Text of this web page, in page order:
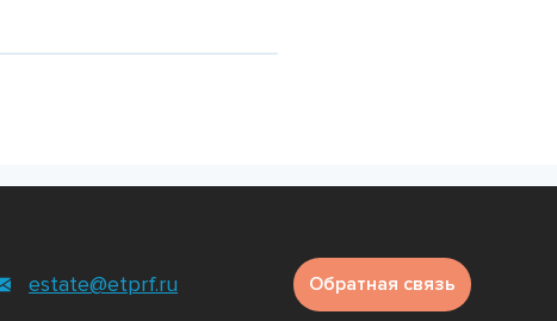
estate@etprf.ru Обратная связь